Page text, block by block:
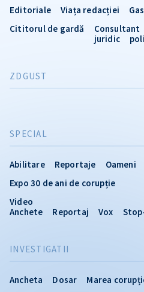
INVESTIGATII
Ancheta Dosar
Marea
SPECIAL
Abilitare Reportaje Oameni
Expo 30 de ani de corupție
Video
Anchete
Reportaj Vox
Editoriale
Viața redacției
Cititorul de gardă
Consultant
juridic
ZDGUST